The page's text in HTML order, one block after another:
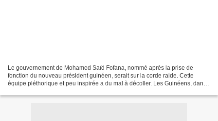
Le gouvernement de Mohamed Saïd Fofana, nommé après la prise de
fonction du nouveau président guinéen, serait sur la corde raide. Cette
équipe pléthorique et peu inspirée a du mal à décoller. Les Guinéens, dans